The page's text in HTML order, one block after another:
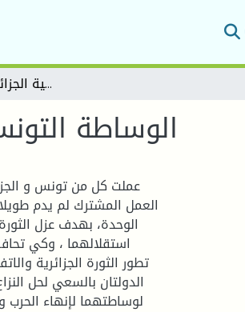
الوساطة التونسية والمغربية لحل القضية الجزائرية (1956-1962م)
الوساطة
عملت كل من تونس و
العمل المشترك لم يدم
الوحدة، بهدف عزل
استقلالهما ، وكي
تطور الثورة الجزائرية
الدولتان بالسعي لحل
لوساطتهما لإنهاء